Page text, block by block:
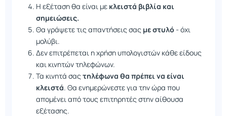
Η εξέταση θα είναι με κλειστά βιβλία και
σημειώσεις.
Θα γράψετε τις απαντήσεις σας με στυλό - όχι
μολύβι.
Δεν επιτρέπεται η χρήση υπολογιστών κάθε είδους
και κινητών τηλεφώνων.
Τα κινητά σας τηλέφωνα θα πρέπει να είναι
κλειστά. Θα ενημερώνεστε για την ώρα που
απομένει από τους επιτηρητές στην αίθουσα
εξέτασης.